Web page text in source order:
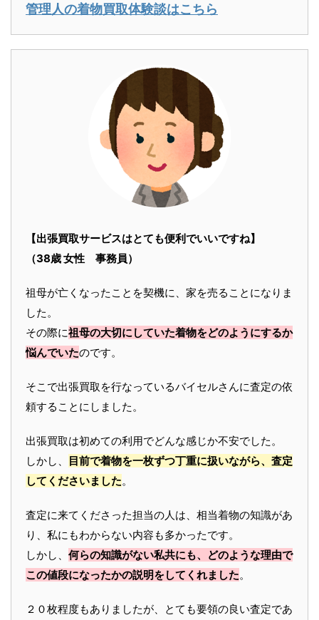
管理人の着物買取体験談はこちら
【出張買取サービスはとても便利でいいですね】
（38歳 女性 事務員）
祖母が亡くなったことを契機に、家を売ることになりま
した。
その際に祖母の大切にしていた着物をどのようにするか
悩んでいたのです。
そこで出張買取を行なっているバイセルさんに査定の依
頼することにしました。
出張買取は初めての利用でどんな感じか不安でした。
しかし、
目前で着物を一枚ずつ丁重に扱いながら、査定
してくださいました。
査定に来てくださった担当の人は、相当着物の知識があ
り、私にもわからない内容も多かったです。
しかし、 何らの知識がない私共にも、どのような理由で
この値段になったかの説明をしてくれました。
２０枚程度もありましたが、とても要領の良い査定であ